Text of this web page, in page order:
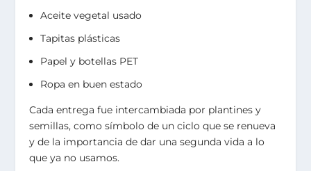
Aceite vegetal usado
Tapitas plásticas
Papel y botellas PET
Ropa en buen estado
Cada entrega fue intercambiada por plantines y
semillas, como símbolo de un ciclo que se renueva
y de la importancia de dar una segunda vida a lo
que ya no usamos.